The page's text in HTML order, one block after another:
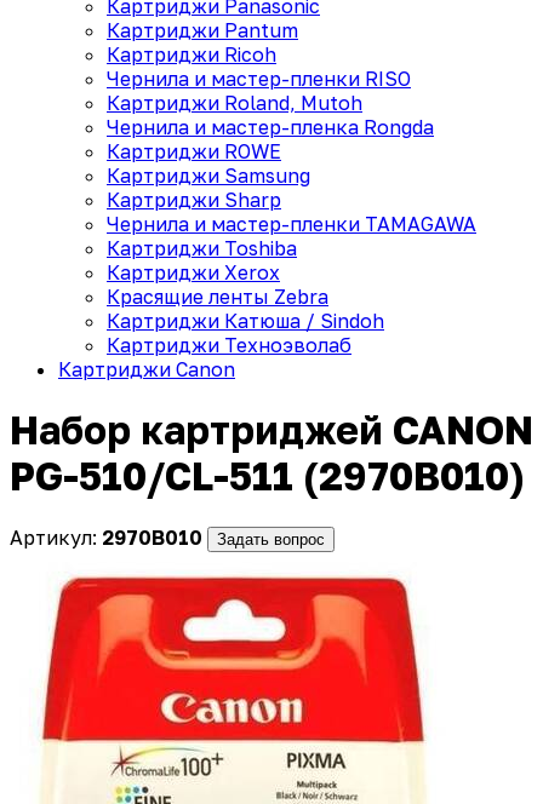
Картриджи Panasonic
Картриджи Pantum
Картриджи Ricoh
Чернила и мастер-пленки RISO
Картриджи Roland, Mutoh
Чернила и мастер-пленка Rongda
Картриджи ROWE
Картриджи Samsung
Картриджи Sharp
Чернила и мастер-пленки TAMAGAWA
Картриджи Toshiba
Картриджи Xerox
Красящие ленты Zebra
Картриджи Катюша / Sindoh
Картриджи Техноэволаб
Картриджи Canon
Набор картриджей CANON
PG-510/CL-511 (2970B010)
Артикул: 2970B010 Задать вопрос